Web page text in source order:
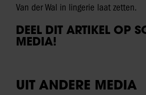
Van der Wal in lingerie laat zetten.
DEEL DIT ARTIKEL OP
MEDIA!
UIT ANDERE MEDIA